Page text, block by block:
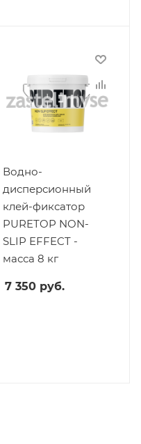
Водно-
дисперсионный
клей-фиксатор
PURETOP NON-
SLIP EFFECT -
масса 8 кг
7 350 руб.